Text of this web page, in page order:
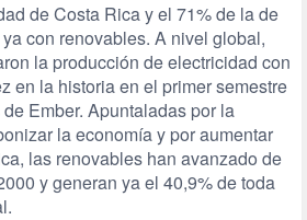
de Costa Rica y el 71% de la de
con renovables. A nivel global,
la producción de electricidad con
en la historia en el primer semestre
Ember. Apuntaladas por la
la economía y por aumentar
las renovables han avanzado de
y generan ya el 40,9% de toda